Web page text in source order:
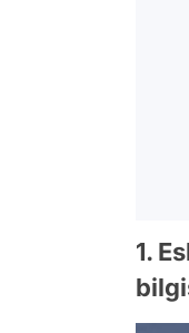
1.